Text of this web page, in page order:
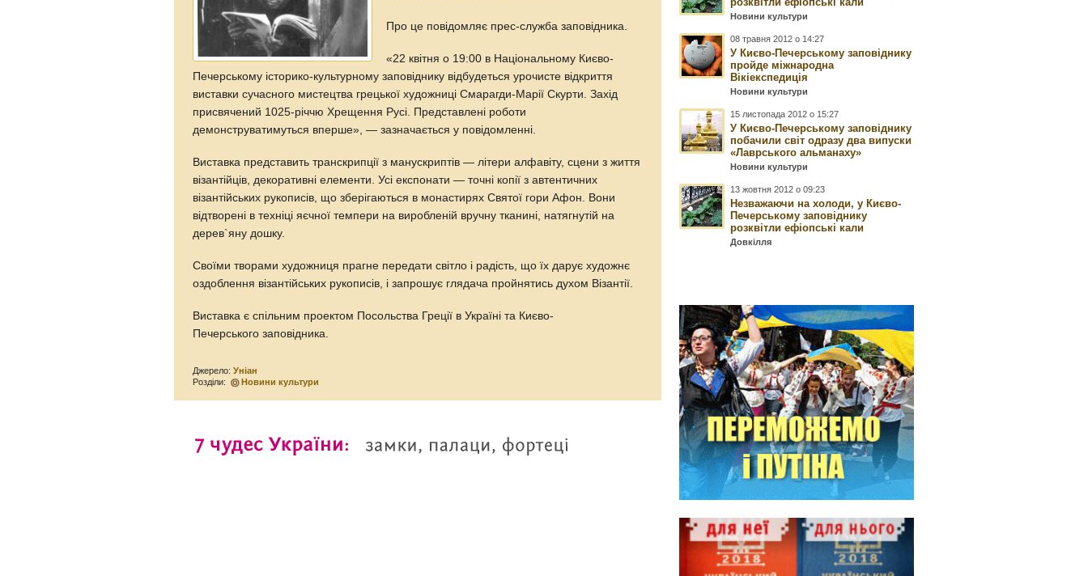
Про це повідомляє прес-служба заповідника.
«22 квітня о 19:00 в Національному Києво-
Печерському історико-культурному заповіднику відбудеться урочисте відкриття
виставки сучасного мистецтва грецької художниці Смарагди-Марії Скурти. Захід
присвячений 1025-річчю Хрещення Русі. Представлені роботи
демонструватимуться вперше», — зазначається у повідомленні.
Виставка представить транскрипції з манускриптів — літери алфавіту, сцени з життя
візантійців, декоративні елементи. Усі експонати — точні копії з автентичних
візантійських рукописів, що зберігаються в монастирях Святої гори Афон. Вони
відтворені в техніці яєчної темпери на виробленій вручну тканині, натягнутій на
дерев`яну дошку.
Своїми творами художниця прагне передати світло і радість, що їх дарує художнє
оздоблення візантійських рукописів, і запрошує глядача пройнятись духом Візантії.
Виставка є спільним проектом Посольства Греції в Україні та Києво-
Печерського заповідника.
Джерело:Уніан
Розділи:
Новини культури
Новини культури
08 травня 2012 о 14:27
У Києво-Печерському заповіднику
пройде міжнародна
Вікіекспедиція
Новини культури
15 листопада 2012 о 15:27
У Києво-Печерському заповіднику
побачили світ одразу два випуски
«Лаврського альманаху»
Новини культури
13 жовтня 2012 о 09:23
Незважаючи на холоди, у Києво-
Печерському заповіднику
розквітли ефіопські кали
Довкілля